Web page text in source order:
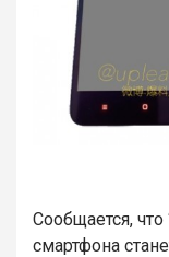
Сообщается,
смартфона